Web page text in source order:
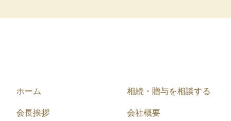
ホーム
会長挨拶
相続・贈与を相談する
会社概要